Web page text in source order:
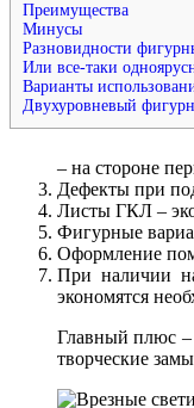
Преимущества
Минусы
Разновидности
Или все-таки
Варианты
Двухуровневый
– на стороне
Дефекты при
Листы ГКЛ –
Фигурные
Оформление
При наличии
экономятся
Главный плюс –
творческие